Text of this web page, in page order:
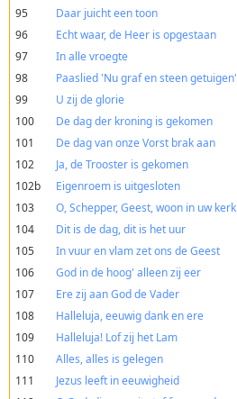
95
Daar juicht een toon
96
Echt waar, de Heer is opgestaan
97
In alle vroegte
98
Paaslied 'Nu graf en steen getuigen'
99
U zij de glorie
100
De dag der kroning is gekomen
101
De dag van onze Vorst brak aan
102
Ja, de Trooster is gekomen
102b
Eigenroem is uitgesloten
103
O, Schepper, Geest, woon in uw kerk
104
Dit is de dag, dit is het uur
105
In vuur en vlam zet ons de Geest
106
God in de hoog' alleen zij eer
107
Ere zij aan God de Vader
108
Halleluja, eeuwig dank en ere
109
Halleluja! Lof zij het Lam
110
Alles, alles is gelegen
111
Jezus leeft in eeuwigheid